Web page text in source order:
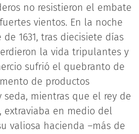
no resistieron el embate
vientos. En la noche
1631, tras diecisiete días
la vida tripulantes y
sufrió el quebranto de
de productos
seda, mientras que el rey de
extraviaba en medio del
valiosa hacienda –más de